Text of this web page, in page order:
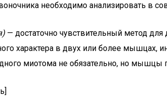
необходимо анализировать в
— достаточно чувствительный метод
характера в двух или более
миотома не обязательно, но